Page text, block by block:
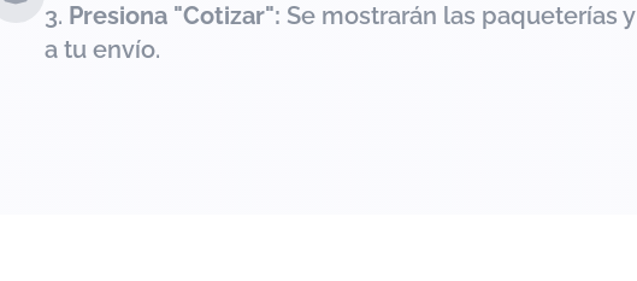
Presiona "Cotizar": Se mostrarán las paqueterías
a tu envío.